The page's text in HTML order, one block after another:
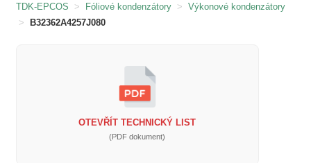
TDK-EPCOS > Fóliové kondenzátory > Výkonové kondenzátory
> B32362A4257J080
OTEVŘÍT TECHNICKÝ LIST
(PDF dokument)